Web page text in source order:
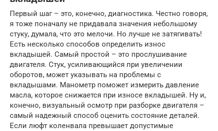
Первый шаг – это, конечно, диагностика. Честно говоря,
я тоже поначалу не придавала значения небольшому
стуку, думала, что это мелочи. Но лучше не затягивать!
Есть несколько способов определить износ
вкладышей. Самый простой – это прослушивание
двигателя. Стук, усиливающийся при увеличении
оборотов, может указывать на проблемы с
вкладышами. Манометр поможет измерить давление
масла, которое снижается при износе вкладышей. Ну и,
конечно, визуальный осмотр при разборке двигателя –
самый надежный способ оценить состояние деталей.
Если люфт коленвала превышает допустимые